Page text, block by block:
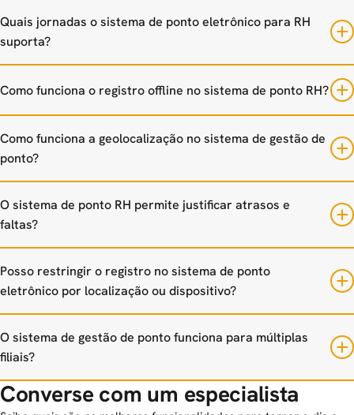
Quais jornadas o sistema de ponto eletrônico para RH
suporta?
Como funciona o registro offline no sistema de ponto RH?
Como funciona a geolocalização no sistema de gestão de
ponto?
O sistema de ponto RH permite justificar atrasos e
faltas?
Posso restringir o registro no sistema de ponto
eletrônico por localização ou dispositivo?
O sistema de gestão de ponto funciona para múltiplas
filiais?
Converse com um especialista